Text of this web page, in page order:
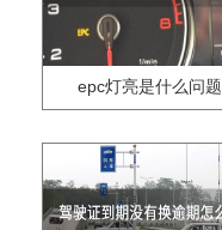
epc灯亮是什么问题